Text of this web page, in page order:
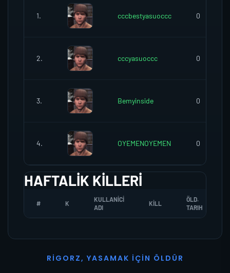
1. cccbestyasuoccc 0
2. cccyasuoccc 0
3. Bemyinside 0
4. OYEMENOYEMEN 0
HAFTALIK KILLERI
# K
KULLANICI
ADI
KILL
ÖLD.
TARIH
R I G O R Z, YASAMAK İ ÇI N Ö L D Ü R